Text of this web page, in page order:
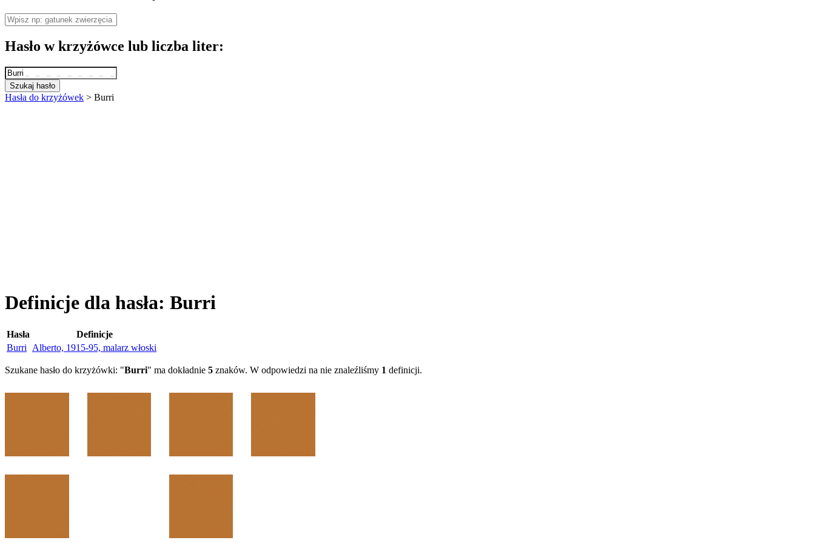
Hasło w krzyżówce lub liczba liter:
Szukaj hasło
Hasła do krzyżówek > Burri
Definicje dla hasła: Burri
Hasła
Definicje
Burri
Alberto, 1915-95, malarz włoski
Szukane hasło do krzyżówki: "Burri" ma dokładnie 5 znaków. W odpowiedzi na nie znaleźliśmy 1 definicji.